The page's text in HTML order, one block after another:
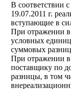
В соответствии
19.07.2011 г.
вступающие в
При отражении в
условных
суммовых
При отражении в
поставщику по
разницы, в том